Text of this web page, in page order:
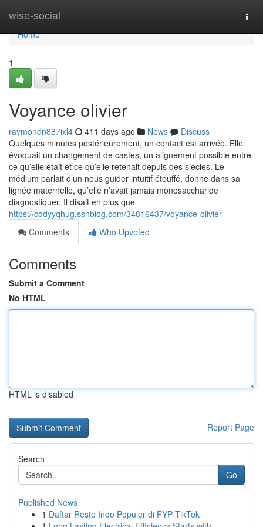
wise-social
Home
Home
1
Voyance olivier
raymondn887ixl4 411 days ago News
Discuss
Quelques minutes postérieurement, un contact est arrivée. Elle
évoquait un changement de castes, un alignement possible entre
ce qu’elle était et ce qu’elle retenait depuis des siècles. Le
médium parlait d’un nous guider intuitif étouffé, donne dans sa
lignée maternelle, qu’elle n’avait jamais monosaccharide
diagnostiquer. Il disait en plus que
https://codyyqhug.ssnblog.com/34816437/voyance-olivier
Comments
Who Upvoted
Comments
Submit a Comment
No HTML
HTML is disabled
Report Page
Search
Go
Published News
1 Daftar Resto Indo Populer di FYP TikTok